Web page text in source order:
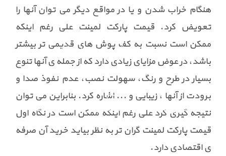
نمایندگی
پذیرش نمایندگی ورود نمایندگان
اخبار
اخبار و مناسبت ها اطلاعیه فروش اسپانسرینگ
تابلوهای تبلیغاتی نمایشگاه ها و همایش ها
هنگام خراب شدن و یا در مواقع دیگر می توان آنها را
تعویض کرد. قیمت پارکت لمینت علی رغم اینکه
ممکن است نسبت به کف پوش های قدیمی تر بیشتر
باشد، در عوض مزایای زیادی دارد که از جمله ی آنها تنوع
بسیار در طرح و رنگ، سهولت نصب، عدم نفوذ صدا و
برودت از آنها ، زیبایی و ... اشاره کرد. بنابراین می توان
نتیجه گیری کرد علی رغم اینکه ممکن است در نگاه اول
قیمت پارکت لمینت گران تر به نظر بیاید خرید آن صرفه
ی اقتصادی دارد.